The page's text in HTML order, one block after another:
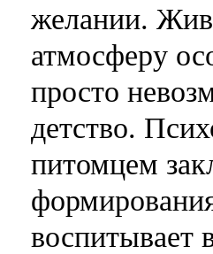
желании.
атмосферу
просто
детство.
питомцем
воспитывает